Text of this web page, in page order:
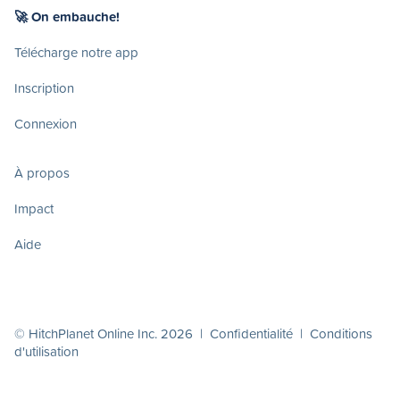
🚀 On embauche!
Télécharge notre app
Inscription
Connexion
À propos
Impact
Aide
© HitchPlanet Online Inc. 2026 | Confidentialité | Conditions
d'utilisation